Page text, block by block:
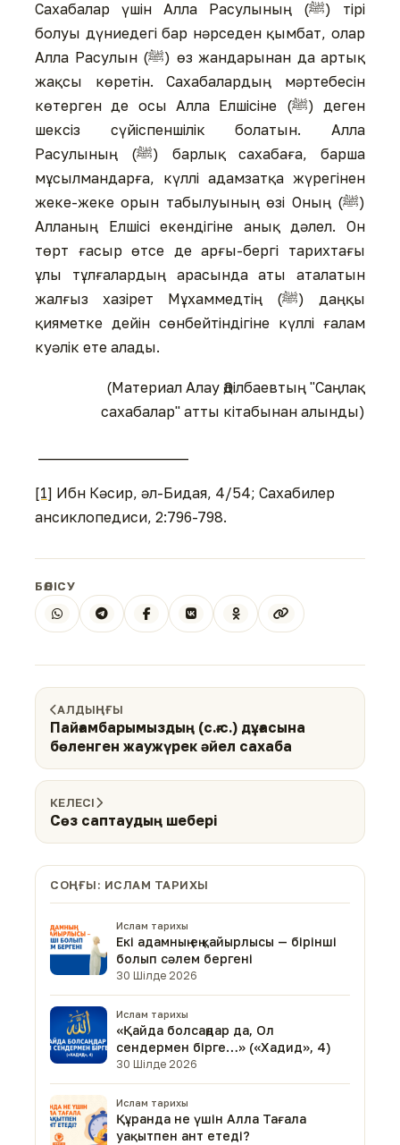
Сахабалар үшін Алла Расулының (ﷺ) тірі
болуы дүниедегі бар нәрседен қымбат, олар
Алла Расулын (ﷺ) өз жандарынан да артық
жақсы көретін. Сахабалардың мәртебесін
көтерген де осы Алла Елшісіне (ﷺ) деген
шексіз сүйіспеншілік болатын. Алла
Расулының (ﷺ) барлық сахабаға, барша
мұсылмандарға, күллі адамзатқа жүрегінен
жеке-жеке орын табылуының өзі Оның (ﷺ)
Алланың Елшісі екендігіне анық дәлел. Он
төрт ғасыр өтсе де арғы-бергі тарихтағы
ұлы тұлғалардың арасында аты аталатын
жалғыз хазірет Мұхаммедтің (ﷺ) даңқы
қияметке дейін сөнбейтіндігіне күллі ғалам
куәлік ете алады.
(Материал Алау Әділбаевтың "Саңлақ
сахабалар" атты кітабынан алынды)
[1] Ибн Кәсир, әл-Бидая, 4/54; Сахабилер
ансиклопедиси, 2:796-798.
БӨЛІСУ
АЛДЫҢҒЫ
Пайғамбарымыздың (с.ғ.с.) дұғасына
бөленген жаужүрек әйел сахаба
КЕЛЕСІ
Сөз саптаудың шебері
СОҢҒЫ: ИСЛАМ ТАРИХЫ
Ислам тарихы
Екі адамның ең қайырлысы — бірінші
болып сәлем бергені
30 Шілде 2026
Ислам тарихы
«Қайда болсаңдар да, Ол
сендермен бірге…» («Хадид», 4)
30 Шілде 2026
Ислам тарихы
Құранда не үшін Алла Тағала
уақытпен ант етеді?